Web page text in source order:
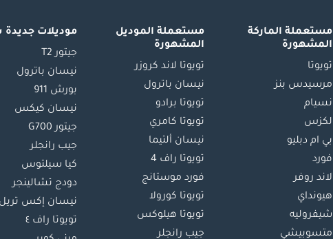
مستعملة الماركة
المشهورة
تويوتا
مرسيدس بنز
نسيام
لكزس
بي ام دبليو
فورد
لاند روفر
هيونداي
شيفروليه
متسوبيشي
مستعملة الموديل
المشهورة
تويوتا لاند كروزر
نيسان باترول
تويوتا برادو
تويوتا كامري
نيسان ألتيما
تويوتا راف 4
فورد موستانج
تويوتا كورولا
تويوتا هيلوكس
جيب رانجلر
موديلات
جيتور T2
نيسان باترول
بورش 911
نيسان كيكس
جيتور G700
جيب رانجلر
كيا سيلتوس
دودج تشالينجر
نيسان إكس تريل
تويوتا راف ٤